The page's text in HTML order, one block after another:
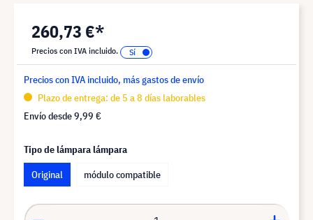
260,73 €*
Precios con IVA incluido.
Precios con IVA incluido, más gastos de envío
Plazo de entrega: de 5 a 8 días laborables
Envío desde9,99 €
Tipo de lámpara lámpara
Original
módulo compatible